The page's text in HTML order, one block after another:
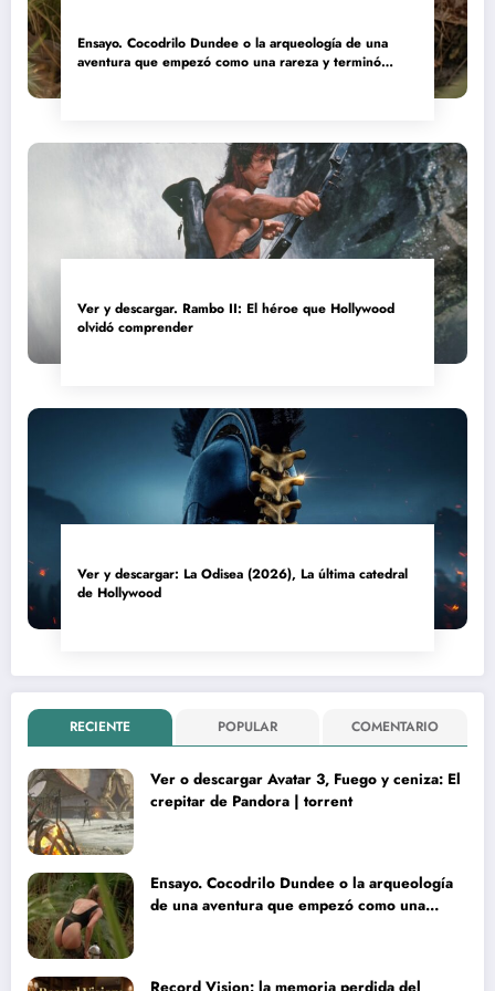
Ensayo. Cocodrilo Dundee o la arqueología de una
aventura que empezó como una rareza y terminó
Ver y descargar. Rambo II: El héroe que Hollywood
olvidó comprender
Ver y descargar: La Odisea (2026), La última catedral
de Hollywood
RECIENTE POPULAR COMENTARIO
Ver o descargar Avatar 3, Fuego y ceniza: El
crepitar de Pandora | torrent
Ensayo. Cocodrilo Dundee o la arqueología
de una aventura que empezó como una